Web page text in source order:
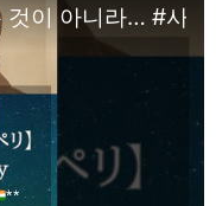
것이 아니라… #사